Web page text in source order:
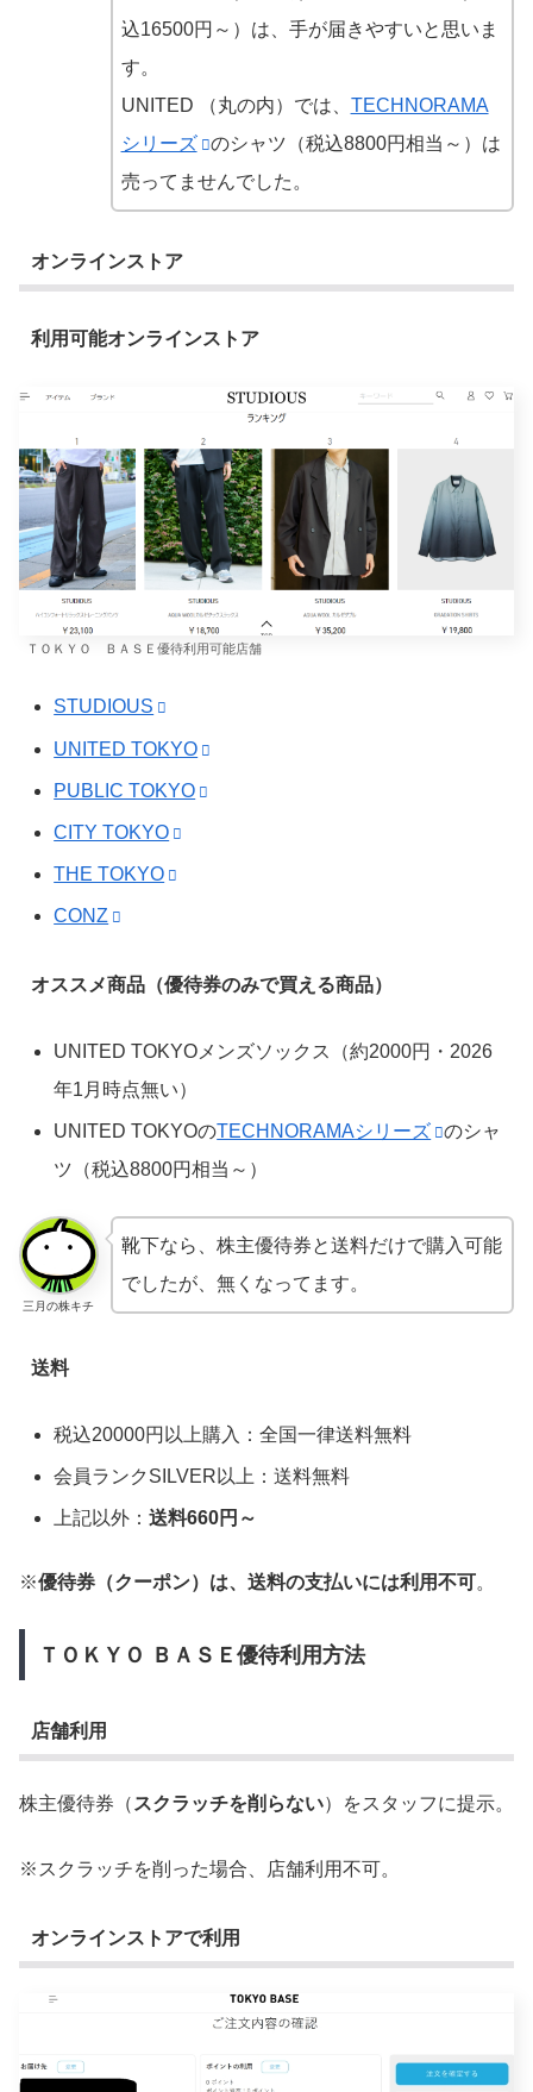
込16500円～）は、手が届きやすいと思いま
す。
UNITED （丸の内）では、 TECHNORAMA
シリーズ
のシャツ（税込8800円相当～）は
売ってませんでした。
オンラインストア
利用可能オンラインストア
ＴＯＫＹＯ ＢＡＳＥ優待利用可能店舗
STUDIOUS
UNITED TOKYO
PUBLIC TOKYO
CITY TOKYO
THE TOKYO
CONZ
オススメ商品（優待券のみで買える商品）
UNITED TOKYOメンズソックス（約2000円・2026
年1月時点無い）
UNITED TOKYOのTECHNORAMAシリーズ
のシャ
ツ（税込8800円相当～）
三月の株キチ
靴下なら、株主優待券と送料だけで購入可能
でしたが、無くなってます。
送料
税込20000円以上購入：全国一律送料無料
会員ランクSILVER以上：送料無料
上記以外：送料660円～
※優待券（クーポン）は、送料の支払いには利用不可 。
ＴＯＫＹＯ ＢＡＳＥ優待利用方法
店舗利用
株主優待券（スクラッチを削らない）をスタッフに提示。
※スクラッチを削った場合、店舗利用不可。
オンラインストアで利用